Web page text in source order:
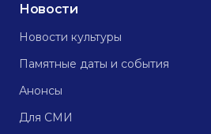
Новости
Новости культуры
Памятные даты и события
Анонсы
Для СМИ